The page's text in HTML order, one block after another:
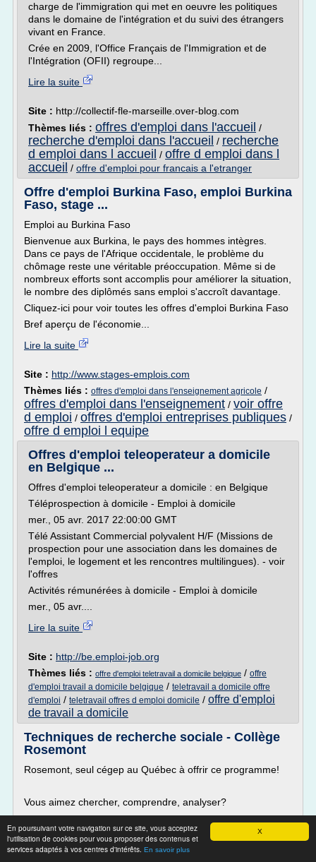
X
En poursuivant votre navigation sur ce site, vous acceptez
l'utilisation de cookies pour vous proposer des contenus et
services adaptés à vos centres d'intérêts. En savoir plus
charge de l'immigration qui met en oeuvre les politiques
dans le domaine de l'intégration et du suivi des étrangers
vivant en France.
Crée en 2009, l'Office Français de l'Immigration et de
l'Intégration (OFII) regroupe...
Lire la suite
Site : http://collectif-fle-marseille.over-blog.com
Thèmes liés : offres d'emploi dans l'accueil /
recherche d'emploi dans l'accueil / recherche
d emploi dans l accueil / offre d emploi dans l
accueil / offre d'emploi pour francais a l'etranger
Offre d'emploi Burkina Faso, emploi Burkina
Faso, stage ...
Emploi au Burkina Faso
Bienvenue aux Burkina, le pays des hommes intègres.
Dans ce pays de l'Afrique occidentale, le problème du
chômage reste une véritable préoccupation. Même si de
nombreux efforts sont accomplis pour améliorer la situation,
le nombre des diplômés sans emploi s'accroît davantage.
Cliquez-ici pour voir toutes les offres d'emploi Burkina Faso
Bref aperçu de l'économie...
Lire la suite
Site : http://www.stages-emplois.com
Thèmes liés : offres d'emploi dans l'enseignement agricole /
offres d'emploi dans l'enseignement / voir offre
d emploi / offres d'emploi entreprises publiques /
offre d emploi l equipe
Offres d'emploi teleoperateur a domicile
en Belgique ...
Offres d'emploi teleoperateur a domicile : en Belgique
Téléprospection à domicile - Emploi à domicile
mer., 05 avr. 2017 22:00:00 GMT
Télé Assistant Commercial polyvalent H/F (Missions de
prospection pour une association dans les domaines de
l'emploi, le logement et les rencontres multilingues). - voir
l'offres
Activités rémunérées à domicile - Emploi à domicile
mer., 05 avr....
Lire la suite
Site : http://be.emploi-job.org
Thèmes liés : offre d'emploi teletravail a domicile belgique / offre
d'emploi travail a domicile belgique / teletravail a domicile offre
d'emploi / teletravail offres d emploi domicile / offre d'emploi
de travail a domicile
Techniques de recherche sociale - Collège
Rosemont
Rosemont, seul cégep au Québec à offrir ce programme!
Vous aimez chercher, comprendre, analyser?
Le programme Techniques de recherche sociale vous fait
découvrir le fonctionnement des sociétés humaines.